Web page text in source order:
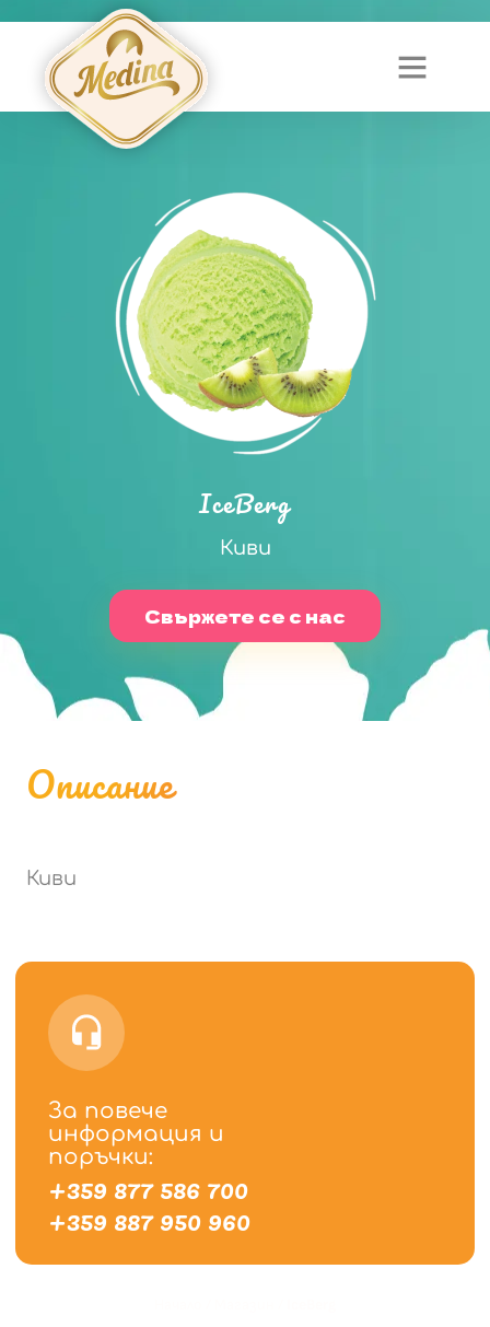
IceBerg
Киви
Свържете се с нас
Описание
Киви
За повече
информация и
поръчки:
+359 877 586 700
+359 887 950 960